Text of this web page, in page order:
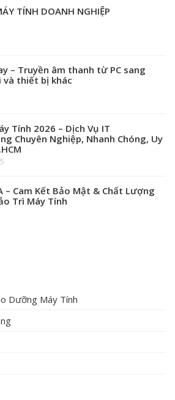
TÍNH DOANH NGHIỆP
– Truyền âm thanh từ PC sang
và thiết bị khác
Tính 2026 – Dịch Vụ IT
Chuyên Nghiệp, Nhanh Chóng, Uy
– Cam Kết Bảo Mật & Chất Lượng
Trì Máy Tính
Dưỡng Máy Tính